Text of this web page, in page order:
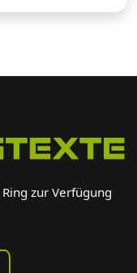
zur Verfügung